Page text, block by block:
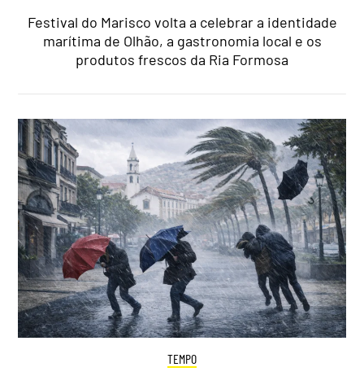
Festival do Marisco volta a celebrar a identidade
marítima de Olhão, a gastronomia local e os
produtos frescos da Ria Formosa
TEMPO